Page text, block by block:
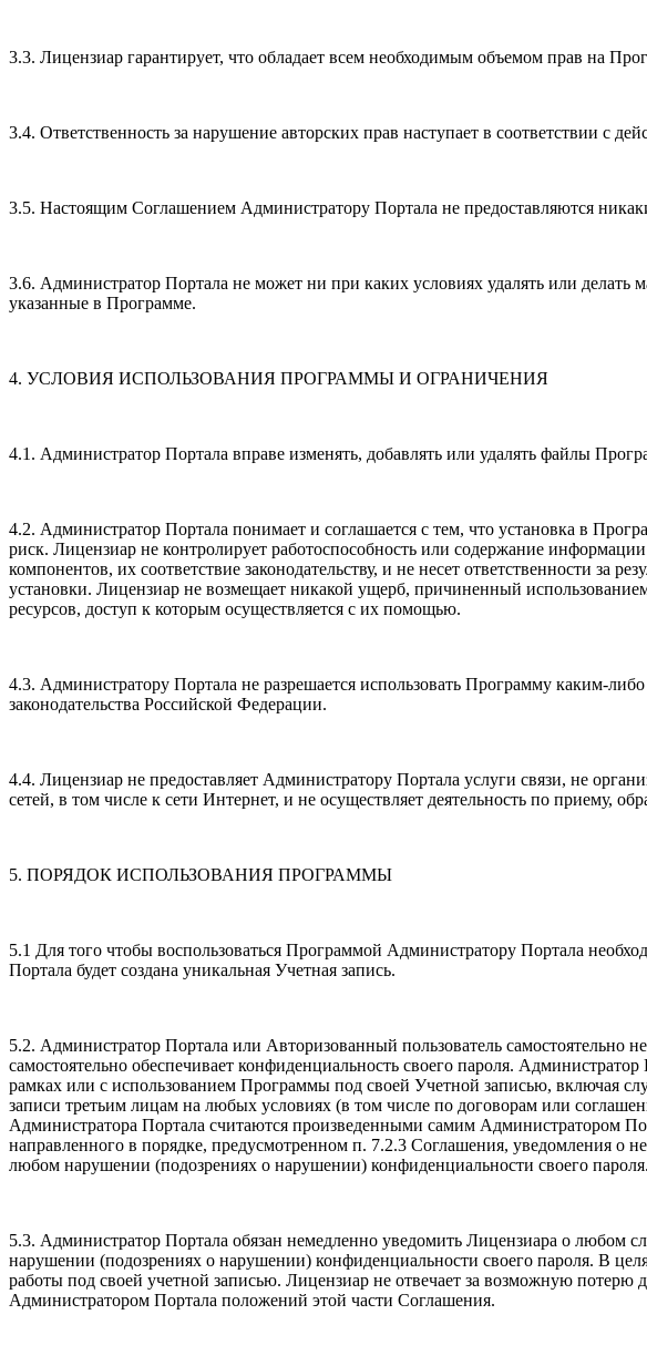
3.3. Лицензиар гарантирует, что обладает всем необходимым объемом прав на
3.4. Ответственность за нарушение авторских прав наступает в соответствии с
3.5. Настоящим Соглашением Администратору Портала не предоставляются
3.6. Администратор Портала не может ни при каких условиях удалять или
указанные в Программе.
4. УСЛОВИЯ ИСПОЛЬЗОВАНИЯ ПРОГРАММЫ И ОГРАНИЧЕНИЯ
4.1. Администратор Портала вправе изменять, добавлять или удалять файлы
4.2. Администратор Портала понимает и соглашается с тем, что установка в
риск. Лицензиар не контролирует работоспособность или содержание
компонентов, их соответствие законодательству, и не несет ответственности
установки. Лицензиар не возмещает никакой ущерб, причиненный
ресурсов, доступ к которым осуществляется с их помощью.
4.3. Администратору Портала не разрешается использовать Программу каким-
законодательства Российской Федерации.
4.4. Лицензиар не предоставляет Администратору Портала услуги связи, не
сетей, в том числе к сети Интернет, и не осуществляет деятельность по приему,
5. ПОРЯДОК ИСПОЛЬЗОВАНИЯ ПРОГРАММЫ
5.1 Для того чтобы воспользоваться Программой Администратору Портала
Портала будет создана уникальная Учетная запись.
5.2. Администратор Портала или Авторизованный пользователь самостоятельно
самостоятельно обеспечивает конфиденциальность своего пароля.
рамках или с использованием Программы под своей Учетной записью, включая
записи третьим лицам на любых условиях (в том числе по договорам или
Администратора Портала считаются произведенными самим Администратором
направленного в порядке, предусмотренном п. 7.2.3 Соглашения, уведомления
любом нарушении (подозрениях о нарушении) конфиденциальности своего пароля.
5.3. Администратор Портала обязан немедленно уведомить Лицензиара о любом
нарушении (подозрениях о нарушении) конфиденциальности своего пароля. В
работы под своей учетной записью. Лицензиар не отвечает за возможную потерю
Администратором Портала положений этой части Соглашения.